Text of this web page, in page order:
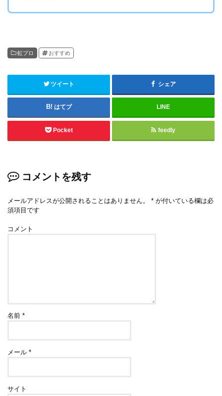
虹プロ おすすめ
ツイート シェア
はてブ LINE
Pocket feedly
コメントを残す
メールアドレスが公開されることはありません。 * が付いている欄は必
須項目です
コメント
名前*
メール*
サイト